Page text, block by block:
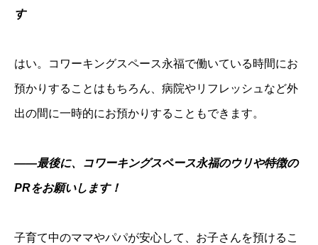
す
はい。コワーキングスペース永福で働いている時間にお
預かりすることはもちろん、病院やリフレッシュなど外
出の間に一時的にお預かりすることもできます。
――最後に、コワーキングスペース永福のウリや特徴の
PRをお願いします！
子育て中のママやパパが安心して、お子さんを預けるこ